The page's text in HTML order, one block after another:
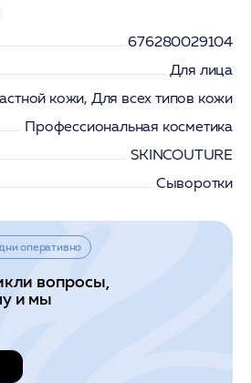
676280029104
Для лица
кожи, Для всех типов кожи
Профессиональная косметика
SKINCOUTURE
Сыворотки
оперативно
вопросы,
и мы